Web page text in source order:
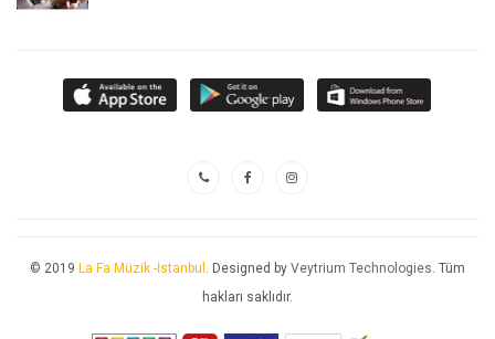
© 2019 La Fa Müzik -İstanbul . Designed by Veytrium Technologies. Tüm
hakları saklıdır.